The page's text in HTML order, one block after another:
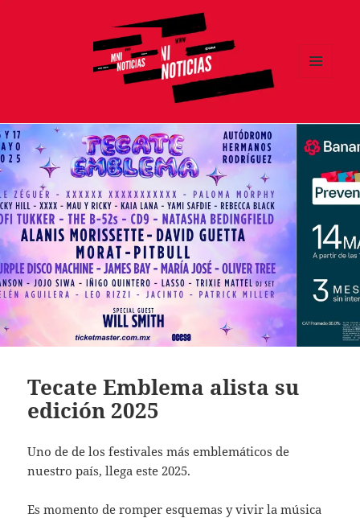
Tecate Emblema alista su
edición 2025
Uno de de los festivales más emblemáticos de
nuestro país, llega este 2025.
Es momento de romper esquemas y vivir la música